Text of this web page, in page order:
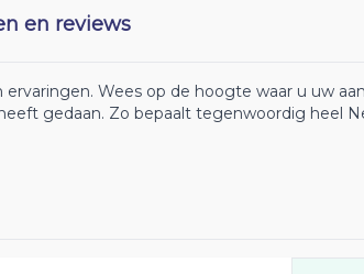
en reviews
ervaringen. Wees op de hoogte waar u uw
gedaan. Zo bepaalt tegenwoordig heel